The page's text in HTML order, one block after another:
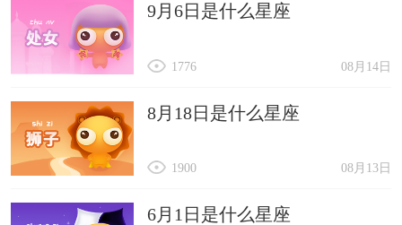
9月6日是什么星座
08月14日
1776
8月18日是什么星座
08月13日
1900
6月1日是什么星座